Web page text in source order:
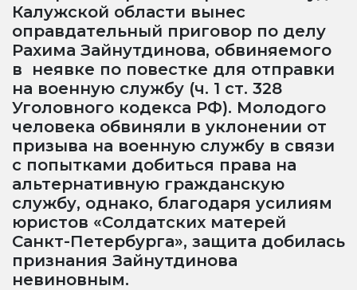
Калужской области вынес
оправдательный приговор по делу
Рахима Зайнутдинова, обвиняемого
в неявке по повестке для отправки
на военную службу (ч. 1 ст. 328
Уголовного кодекса РФ). Молодого
человека обвиняли в уклонении от
призыва на военную службу в связи
с попытками добиться права на
альтернативную гражданскую
службу, однако, благодаря усилиям
юристов «Солдатских матерей
Санкт-Петербурга», защита добилась
признания Зайнутдинова
невиновным.